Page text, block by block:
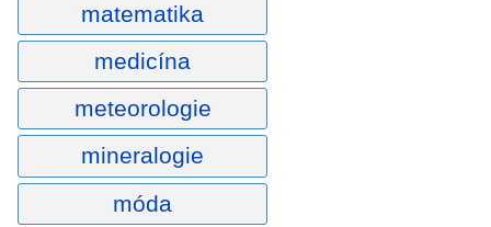
matematika
medicína
meteorologie
mineralogie
móda